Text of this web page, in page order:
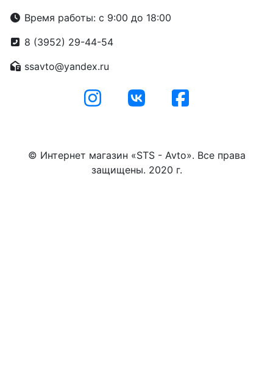
Время работы: с 9:00 до 18:00
8 (3952) 29-44-54
ssavto@yandex.ru
© Интернет магазин «STS - Avto». Все права
защищены. 2020 г.